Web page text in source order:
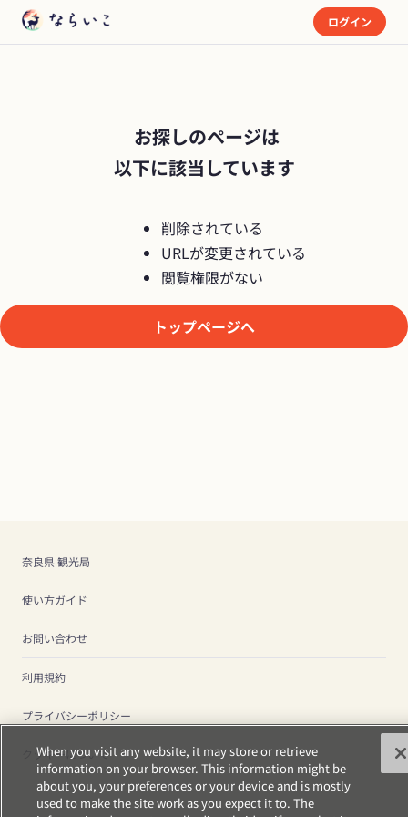
ログイン
以下に該当しています
削除されている
URLが変更されている
閲覧権限がない
トップページへ
奈良県 観光局
使い方ガイド
お問い合わせ
利用規約
プライバシーポリシー
クッキーについて
When you visit any website, it may store or retrieve
information on your browser. This information might be
about you, your preferences or your device and is mostly
used to make the site work as you expect it to. The